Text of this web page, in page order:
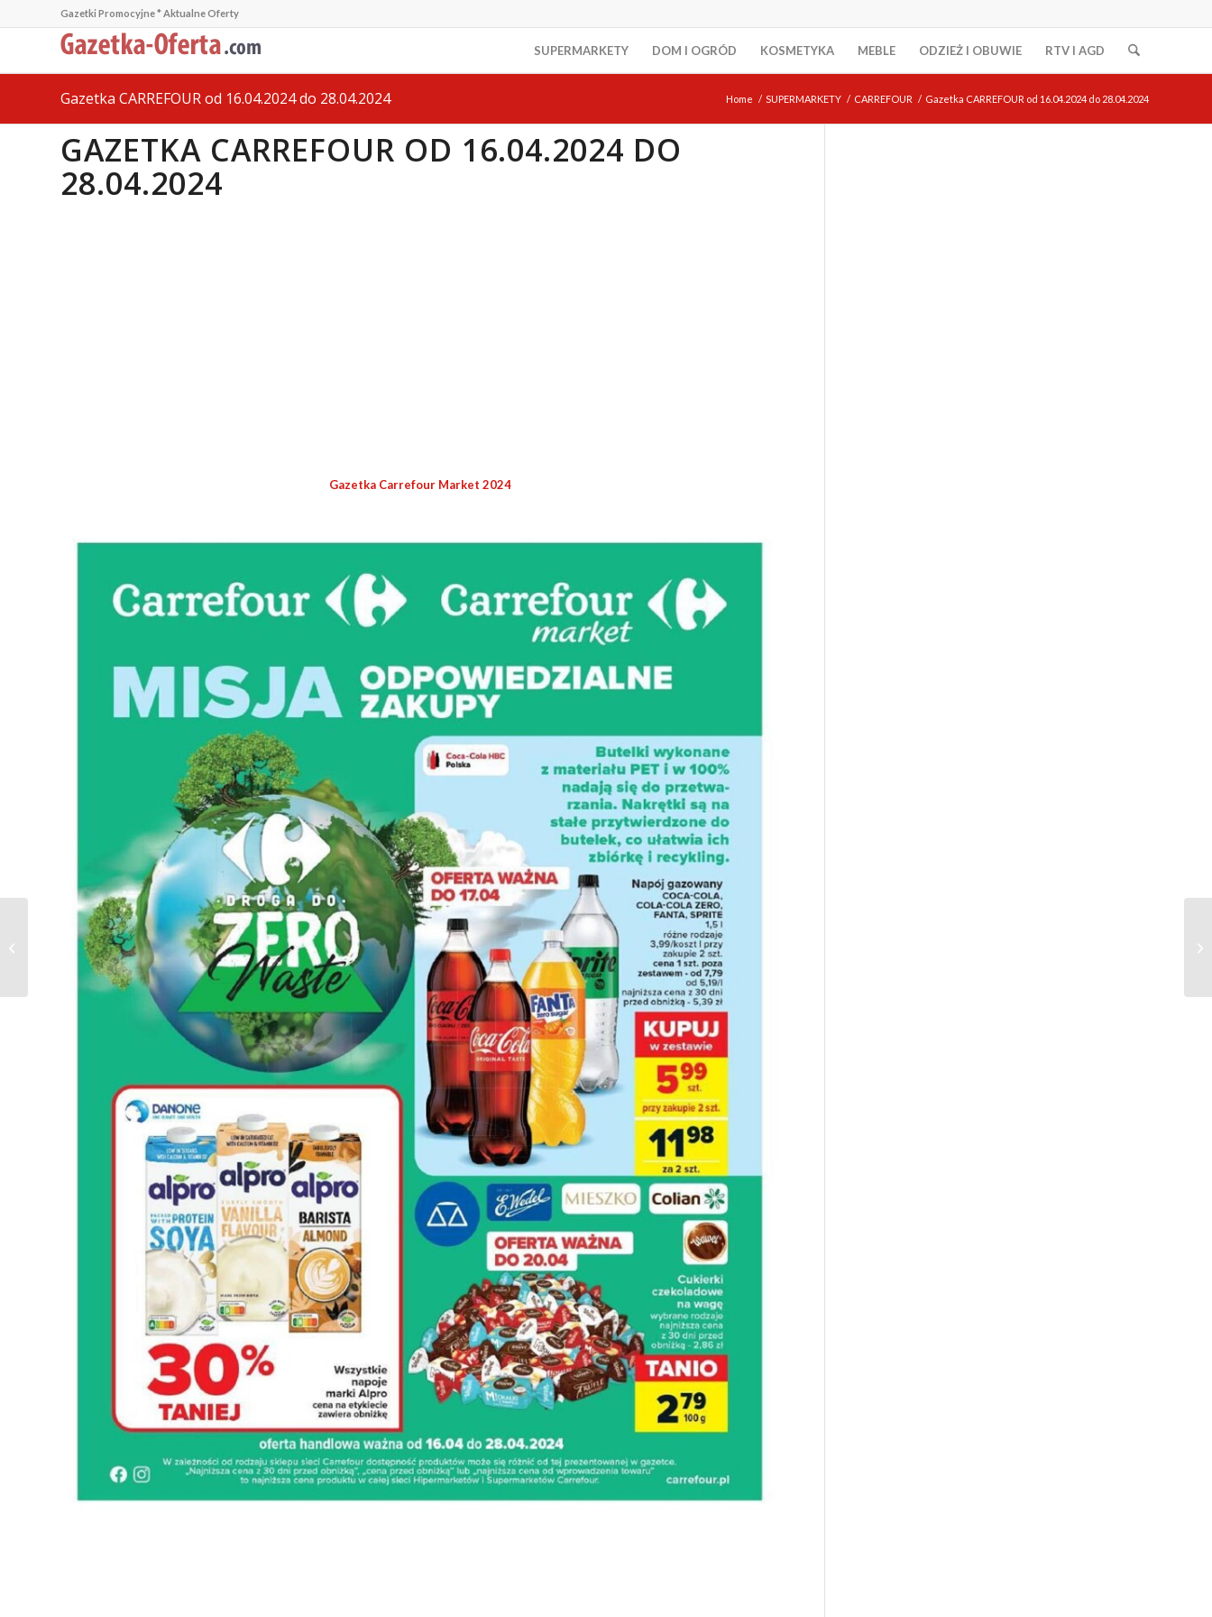
Gazetki Promocyjne * Aktualne Oferty
SUPERMARKETY DOM I OGRÓD KOSMETYKA MEBLE ODZIEŻ I OBUWIE RTV I AGD
Gazetka CARREFOUR od 16.04.2024 do 28.04.2024 Home / SUPERMARKETY / CARREFOUR / Gazetka CARREFOUR od 16.04.2024 do 28.04.2024
GAZETKA CARREFOUR OD 16.04.2024 DO
28.04.2024
Gazetka Carrefour Market 2024
Gazetka CARREFOUR
od 15.04.2024 do
20.04.2024